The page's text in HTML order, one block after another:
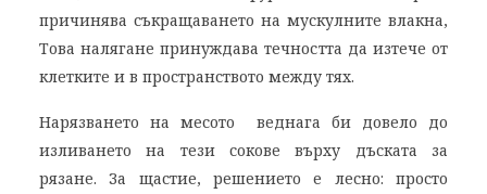
причинява съкращаването на мускулните влакна,
Това налягане принуждава течността да изтече от
клетките и в пространството между тях.
Нарязването на месото веднага би довело до
изливането на тези сокове върху дъската за
рязане. За щастие, решението е лесно: просто